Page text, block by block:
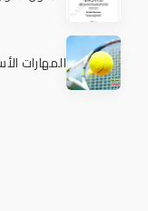
المهارات